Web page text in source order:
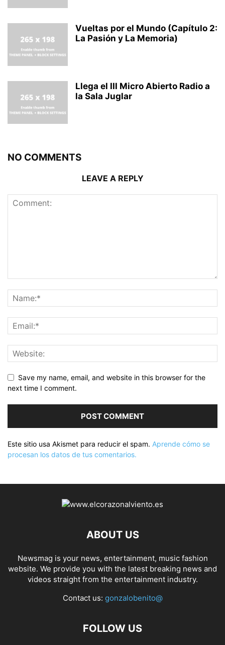
Vueltas por el Mundo (Capítulo 2:
La Pasión y La Memoria)
Llega el III Micro Abierto Radio a
la Sala Juglar
NO COMMENTS
LEAVE A REPLY
Save my name, email, and website in this browser for the
next time I comment.
Este sitio usa Akismet para reducir el spam. Aprende cómo se
procesan los datos de tus comentarios.
ABOUT US
Newsmag is your news, entertainment, music fashion
website. We provide you with the latest breaking news and
videos straight from the entertainment industry.
Contact us: gonzalobenito@
FOLLOW US